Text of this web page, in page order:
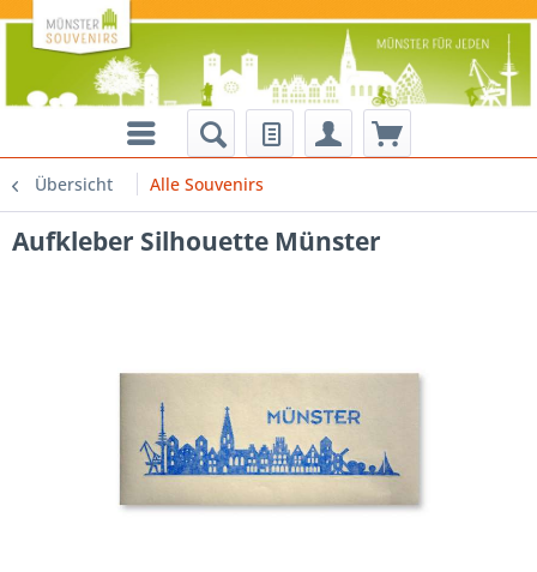
Übersicht Alle Souvenirs
Aufkleber Silhouette Münster